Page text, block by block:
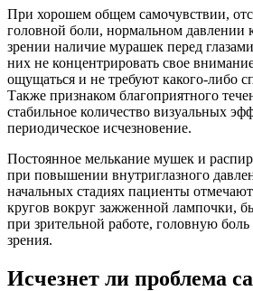
При хорошем общем самочувствии,
головной боли, нормальном давлении
зрении наличие мурашек перед
них не концентрировать свое
ощущаться и не требуют какого-либо
Также признаком благоприятного
стабильное количество визуальных
периодическое исчезновение.
Постоянное мелькание мушек и
при повышении внутриглазного
начальных стадиях пациенты
кругов вокруг зажженной лампочки,
при зрительной работе, головную
зрения.
Исчезнет ли проблема